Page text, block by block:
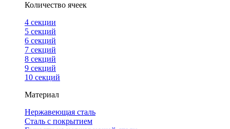
Количество ячеек
4 cекции
5 секций
6 секций
7 секций
8 секций
9 секций
10 секций
Материал
Нержавеющая сталь
Сталь с покрытием